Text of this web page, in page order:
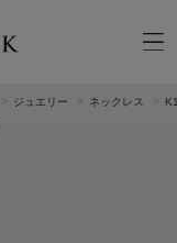
ジュエリー ネックレス